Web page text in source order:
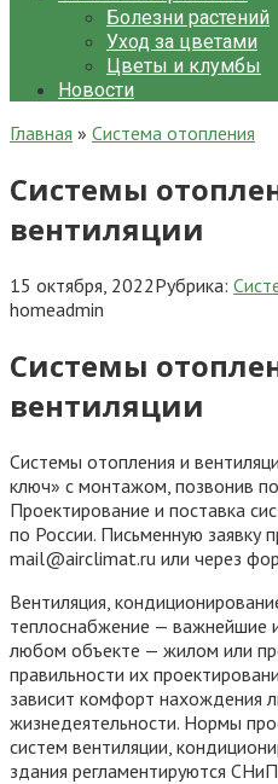
Болезни растений
Уход за цветами
Цветы и клумбы
Новости
Главная » Система отопления
Системы
вентиляции
15 октября, 2022Рубрика:
homeadmin
Системы
вентиляции
Системы отопления и
ключ» с монтажом, позвонив
Проектирование и поставка
по России. Письменную заявку
mail@airclimat.ru или через
Вентиляция,
теплоснабжение — важнейшие
любом объекте — жилом или
правильности их
зависит комфорт нахождения
жизнедеятельности. Нормы
систем вентиляции,
здания регламентируются